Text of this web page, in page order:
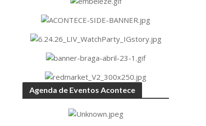
Agenda de Eventos Acontece